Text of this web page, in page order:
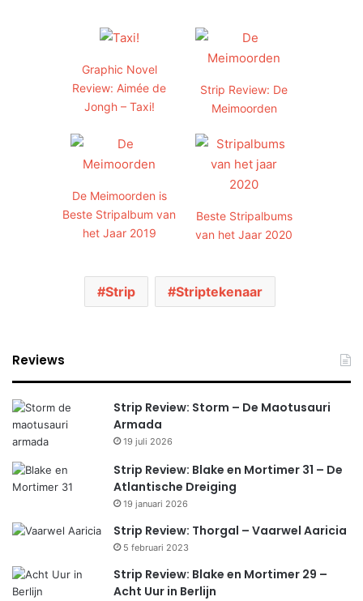
Graphic Novel
Review: Aimée de
Jongh – Taxi!
Strip Review: De
Meimoorden
De Meimoorden is
Beste Stripalbum van
het Jaar 2019
Beste Stripalbums
van het Jaar 2020
Strip Striptekenaar
Reviews
Strip Review: Storm – De Maotusauri
Armada
19 juli 2026
Strip Review: Blake en Mortimer 31 – De
Atlantische Dreiging
19 januari 2026
Strip Review: Thorgal – Vaarwel Aaricia
5 februari 2023
Strip Review: Blake en Mortimer 29 –
Acht Uur in Berlijn